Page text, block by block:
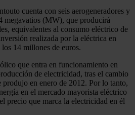
cuenta con seis aerogeneradores y
megavatios (MW), que producirá
equivalentes al consumo eléctrico de
realizada por la eléctrica en
14 millones de euros.
que entra en funcionamiento en
de electricidad, tras el cambio
en enero de 2012. Por lo tanto,
en el mercado mayorista eléctrico
precio que marca la electricidad en él